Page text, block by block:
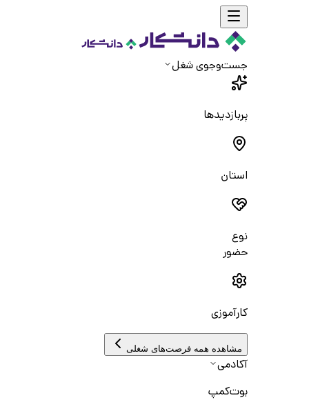
جست‌و‌جوی شغل
پربازدیدها
استان
نوع
حضور
کارآموزی
مشاهده همه فرصت‌های شغلی
آکادمی
بوت‌کمپ